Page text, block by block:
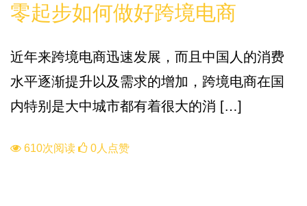
零起步如何做好跨境电商
近年来跨境电商迅速发展，而且中国人的消费
水平逐渐提升以及需求的增加，跨境电商在国
内特别是大中城市都有着很大的消 […]
610次阅读 0人点赞